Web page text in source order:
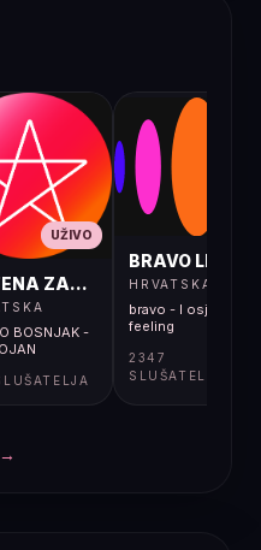
UŽIVO
ZAGREB LIVE
BOSNJAK -
BRAVO LIVE
HRVATSKA
bravo - I osjećaj i
feeling
2347
SLUŠATELJA
→